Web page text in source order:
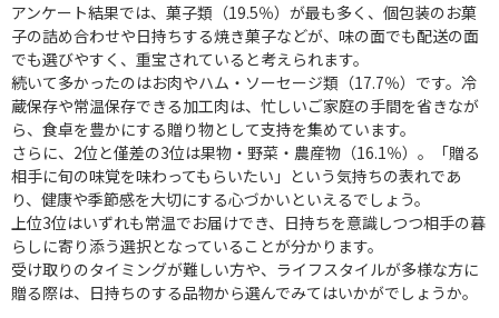
アンケート結果では、菓子類（19.5％）が最も多く、個包装のお菓
子の詰め合わせや日持ちする焼き菓子などが、味の面でも配送の面
でも選びやすく、重宝されていると考えられます。
続いて多かったのはお肉やハム・ソーセージ類（17.7％）です。冷
蔵保存や常温保存できる加工肉は、忙しいご家庭の手間を省きなが
ら、食卓を豊かにする贈り物として支持を集めています。
さらに、2位と僅差の3位は果物・野菜・農産物（16.1％）。「贈る
相手に旬の味覚を味わってもらいたい」という気持ちの表れであ
り、健康や季節感を大切にする心づかいといえるでしょう。
上位3位はいずれも常温でお届けでき、日持ちを意識しつつ相手の暮
らしに寄り添う選択となっていることが分かります。
受け取りのタイミングが難しい方や、ライフスタイルが多様な方に
贈る際は、日持ちのする品物から選んでみてはいかがでしょうか。